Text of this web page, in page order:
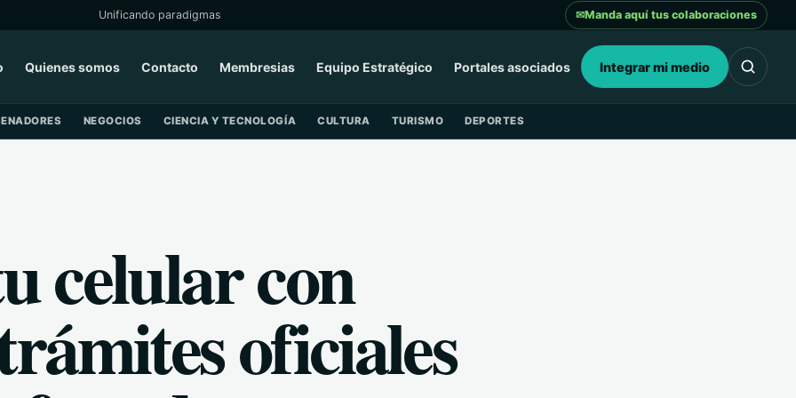
Unificando paradigmas ✉Manda aquí tus colaboraciones
Quienes somos Contacto Membresias Equipo Estratégico Portales asociados Integrar mi medio
NEGOCIOS CIENCIA Y TECNOLOGÍA CULTURA TURISMO DEPORTES
celular con
oficiales